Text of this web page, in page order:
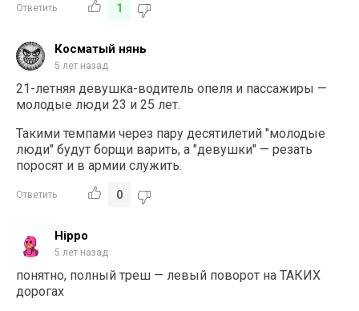
Ответить 1
Косматый нянь
5 лет назад
21-летняя девушка-водитель опеля и пассажиры —
молодые люди 23 и 25 лет.
Такими темпами через пару десятилетий "молодые
люди" будут борщи варить, а "девушки" — резать
поросят и в армии служить.
Ответить 0
Hippo
5 лет назад
понятно, полный треш — левый поворот на ТАКИХ
дорогах